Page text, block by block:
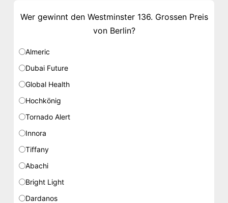
Wer gewinnt den Westminster 136. Grossen Preis
von Berlin?
Almeric
Dubai Future
Global Health
Hochkönig
Tornado Alert
Innora
Tiffany
Abachi
Bright Light
Dardanos